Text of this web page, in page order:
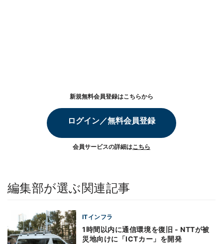
新規無料会員登録はこちらから
ログイン／無料会員登録
会員サービスの詳細はこちら
編集部が選ぶ関連記事
ITインフラ
1時間以内に通信環境を復旧 - NTTが被
災地向けに「ICTカー」を開発